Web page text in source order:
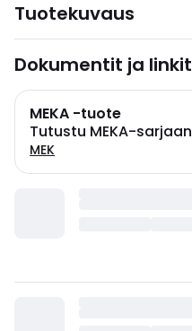
Tuotekuvaus
Dokumentit ja linkit
MEKA -tuote
Tutustu MEKA-sarjaan
MEK